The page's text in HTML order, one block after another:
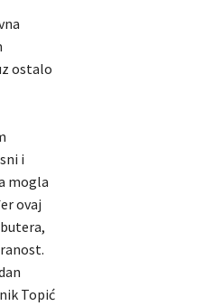
ostalo
i
mogla
ovaj
Topić